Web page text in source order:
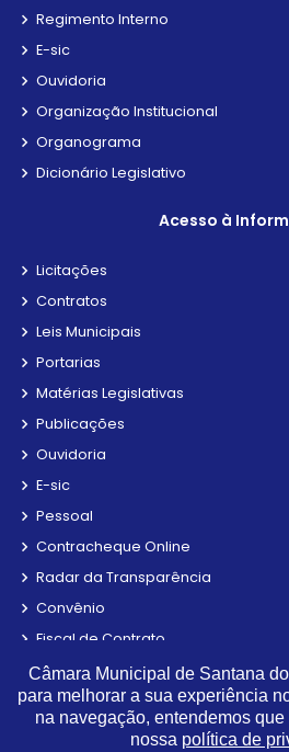
Regimento Interno
E-sic
Ouvidoria
Organização Institucional
Organograma
Dicionário Legislativo
Acesso à
Licitações
Contratos
Leis Municipais
Portarias
Matérias Legislativas
Publicações
Ouvidoria
E-sic
Pessoal
Contracheque Online
Radar da Transparência
Convênio
Fiscal de Contrato
Obras
Parecer TCE
Estagiários
Câmara Municipal de Santana
para melhorar a sua experiência
na navegação, entendemos
nossa política de